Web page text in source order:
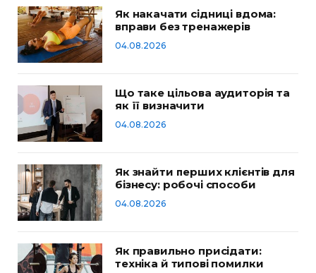
Як накачати сідниці вдома:
вправи без тренажерів
04.08.2026
Що таке цільова аудиторія та
як її визначити
04.08.2026
Як знайти перших клієнтів для
бізнесу: робочі способи
04.08.2026
Як правильно присідати:
техніка й типові помилки